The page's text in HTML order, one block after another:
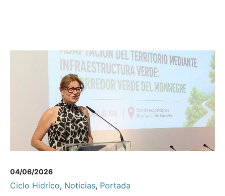
04/06/2026
Ciclo Hidríco, Noticias, Portada